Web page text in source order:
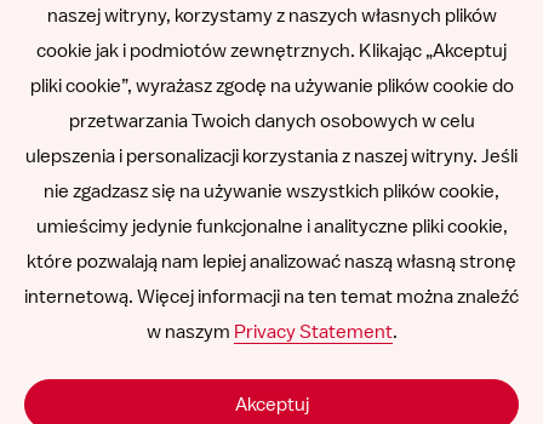
Română
Other languages
Follow
on
Follow
on
Follow
us
on
Follow
us
on
Follow
us
on
SNCU ©
naszej witryny, korzystamy z naszych własnych plików
cookie jak i podmiotów zewnętrznych. Klikając „Akceptuj
pliki cookie”, wyrażasz zgodę na używanie plików cookie do
przetwarzania Twoich danych osobowych w celu
ulepszenia i personalizacji korzystania z naszej witryny. Jeśli
nie zgadzasz się na używanie wszystkich plików cookie,
umieścimy jedynie funkcjonalne i analityczne pliki cookie,
które pozwalają nam lepiej analizować naszą własną stronę
internetową. Więcej informacji na ten temat można znaleźć
w naszym Privacy Statement.
Akceptuj